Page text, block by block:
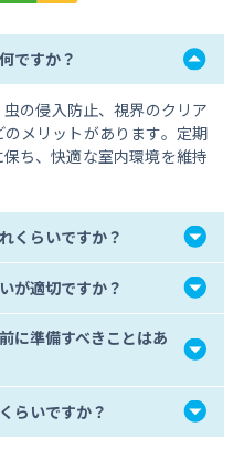
ですか？
の侵入防止、視界のクリア
メリットがあります。定期
ち、快適な室内環境を維持
くらいですか？
が適切ですか？
に準備すべきことはあ
らいですか？